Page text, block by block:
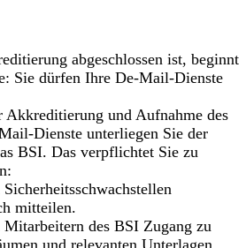
abgeschlossen ist, beginnt
Sie dürfen Ihre De-Mail-Dienste
Akkreditierung und Aufnahme des
Dienste unterliegen Sie der
BSI. Das verpflichtet Sie zu
Sicherheitsschwachstellen
mitteilen.
Mitarbeitern des BSI Zugang zu
und relevanten Unterlagen